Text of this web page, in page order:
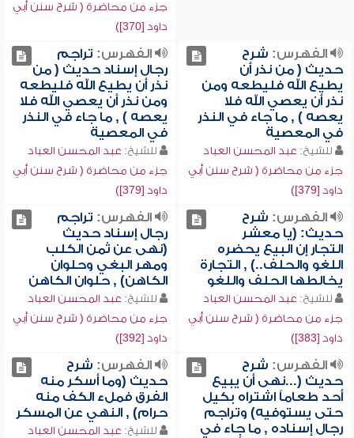
جزء من محاضرة ( شرح سنن أبي
داود [370])
الفهرس: شرح
حديث ( من نذر أن
يطيع الله فليطعه ومن
نذر أن يعصي الله فلا
يعصه ) , ما جاء في النذر
في المعصية
للشيخ: عبد المحسن العباد
جزء من محاضرة ( شرح سنن أبي
داود [379])
الفهرس: تراجم
رجال إسناد حديث ( من
نذر أن يطيع الله فليطعه
ومن نذر أن يعصي الله فلا
يعصه ) , ما جاء في النذر
في المعصية
للشيخ: عبد المحسن العباد
جزء من محاضرة ( شرح سنن أبي
داود [379])
الفهرس: شرح
حديث: (يا معشر
التجار إن البيع يحضره
اللغو والحلف..) , التجارة
يخالطها الحلف واللغو
للشيخ: عبد المحسن العباد
جزء من محاضرة ( شرح سنن أبي
داود [383])
الفهرس: تراجم
رجال إسناد حديث
(نهى عن ثمن الكلب
ومهر البغي وحلوان
الكاهن) , حلوان الكاهن
للشيخ: عبد المحسن العباد
جزء من محاضرة ( شرح سنن أبي
داود [392])
الفهرس: شرح
حديث (...نهى أن يبيع
أحد طعاماً اشتراه بكيل
حتى يستوفيه) وتراجم
رجال إسناده , ما جاء في
الفهرس: شرح
حديث (وما أسكر منه
الفرق فملء الكف منه
حرام) , النهي عن المسكر
للشيخ: عبد المحسن العباد